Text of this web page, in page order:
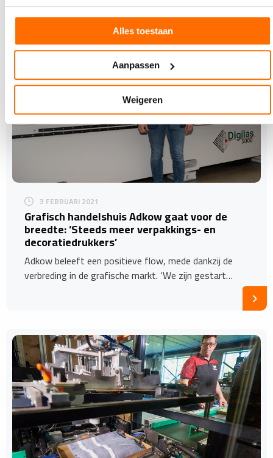
Alles toestaan
Aanpassen
Weigeren
Lees ook
3 FEBRUARI 2021
Grafisch handelshuis Adkow gaat voor de
breedte: ‘Steeds meer verpakkings- en
decoratiedrukkers’
Adkow beleeft een positieve flow, mede dankzij de
verbreding in de grafische markt. ‘We zijn gestart…